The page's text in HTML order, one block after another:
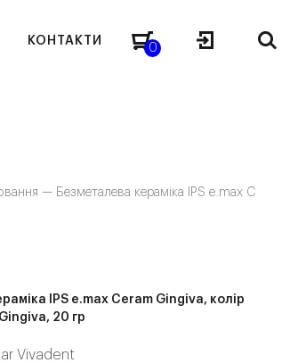
КОНТАКТИ
0
— Безметалева кераміка IPS e.max C
IPS e.max Ceram Gingiva, колір
20 гр
Vivadent